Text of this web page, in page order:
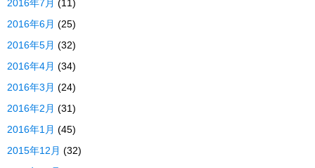
2016年7月 (11)
2016年6月 (25)
2016年5月 (32)
2016年4月 (34)
2016年3月 (24)
2016年2月 (31)
2016年1月 (45)
2015年12月 (32)